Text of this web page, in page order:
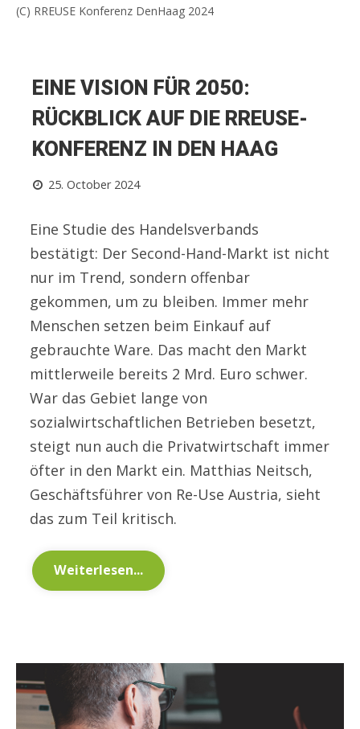
(C) RREUSE Konferenz DenHaag 2024
EINE VISION FÜR 2050:
RÜCKBLICK AUF DIE RREUSE-
KONFERENZ IN DEN HAAG
25. October 2024
Eine Studie des Handelsverbands
bestätigt: Der Second-Hand-Markt ist nicht
nur im Trend, sondern offenbar
gekommen, um zu bleiben. Immer mehr
Menschen setzen beim Einkauf auf
gebrauchte Ware. Das macht den Markt
mittlerweile bereits 2 Mrd. Euro schwer.
War das Gebiet lange von
sozialwirtschaftlichen Betrieben besetzt,
steigt nun auch die Privatwirtschaft immer
öfter in den Markt ein. Matthias Neitsch,
Geschäftsführer von Re-Use Austria, sieht
das zum Teil kritisch.
Weiterlesen...